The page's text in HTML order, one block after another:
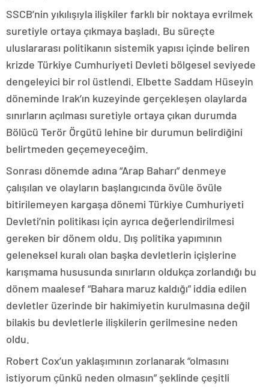
SSCB’nin yıkılışıyla ilişkiler farklı bir noktaya evrilmek
suretiyle ortaya çıkmaya başladı. Bu süreçte
uluslararası politikanın sistemik yapısı içinde beliren
krizde Türkiye Cumhuriyeti Devleti bölgesel seviyede
dengeleyici bir rol üstlendi. Elbette Saddam Hüseyin
döneminde Irak’ın kuzeyinde gerçekleşen olaylarda
sınırların açılması suretiyle ortaya çıkan durumda
Bölücü Terör Örgütü lehine bir durumun belirdiğini
belirtmeden geçemeyeceğim.
Sonrası dönemde adına “Arap Baharı” denmeye
çalışılan ve olayların başlangıcında övüle övüle
bitirilemeyen kargaşa dönemi Türkiye Cumhuriyeti
Devleti’nin politikası için ayrıca değerlendirilmesi
gereken bir dönem oldu. Dış politika yapımının
geleneksel kuralı olan başka devletlerin içişlerine
karışmama hususunda sınırların oldukça zorlandığı bu
dönem maalesef “Bahara maruz kaldığı” iddia edilen
devletler üzerinde bir hakimiyetin kurulmasına değil
bilakis bu devletlerle ilişkilerin gerilmesine neden
oldu.
Robert Cox’un yaklaşımının zorlanarak “olmasını
istiyorum çünkü neden olmasın” şeklinde çeşitli